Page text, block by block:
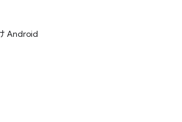
Android